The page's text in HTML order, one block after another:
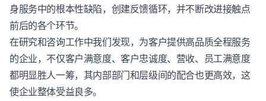
身服务中的根本性缺陷，创建反馈循环，并不断改进接触点
前后的各个环节。
在研究和咨询工作中我们发现，为客户提供高品质全程服务
的企业，不仅客户满意度、客户忠诚度、营收、员工满意度
都明显胜人一筹，其内部部门和层级间的配合也更高效，这
使企业整体受益良多。